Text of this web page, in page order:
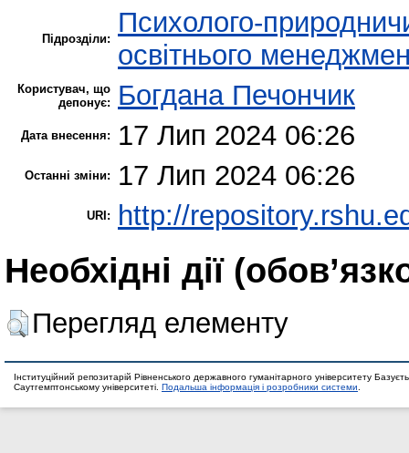
Підрозділи:
Психолого-
освітнього
Користувач, що
депонує:
Богдана Печончик
Дата внесення: 17 Лип 2024 06:26
Останні зміни: 17 Лип 2024 06:26
URI: http://
Необхідні дії
Перегляд елементу
Інституційний репозитарій Рівненського державного гуманітарного університету
Саутгемптонському університеті. Подальша інформація і розробники системи